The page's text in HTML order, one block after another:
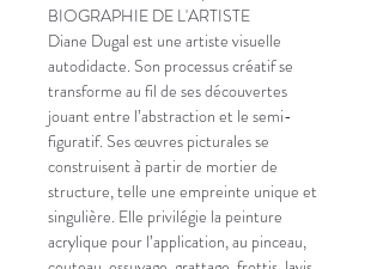
BIOGRAPHIE DE L'ARTISTE
Diane Dugal est une artiste visuelle
autodidacte. Son processus créatif se
transforme au fil de ses découvertes
jouant entre l’abstraction et le semi-
figuratif. Ses œuvres picturales se
construisent à partir de mortier de
structure, telle une empreinte unique et
singulière. Elle privilégie la peinture
acrylique pour l’application, au pinceau,